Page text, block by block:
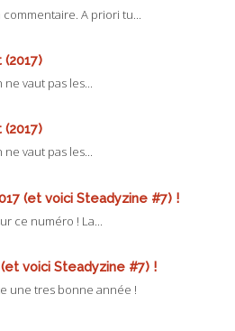
A priori tu...
(2017)
vaut pas les...
(2017)
vaut pas les...
(et voici Steadyzine #7) !
ce numéro ! La...
voici Steadyzine #7) !
une tres bonne année !